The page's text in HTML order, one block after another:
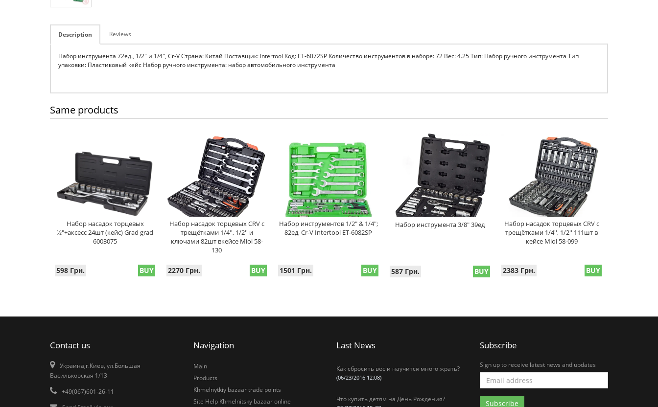
Description Reviews
Набор инструмента 72ед., 1/2" и 1/4", Cr-V Страна: Китай Поставщик: Intertool Код: ET-6072SP Количество инструментов в наборе: 72 Вес: 4.25 Тип: Набор ручного инструмента Тип
упаковки: Пластиковый кейс Набор ручного инструмента: набор автомобильного инструмента
Same products
Набор насадок торцевых
½"+аксесс 24шт (кейс) Grad grad
6003075
598 Грн. BUY
Набор насадок торцевых CRV с
трещётками 1/4'', 1/2'' и
ключами 82шт вкейсе Miol 58-
130
2270 Грн. BUY
Набор инструментов 1/2" & 1/4";
82ед, Cr-V Intertool ET-6082SP
1501 Грн. BUY
Набор инструмента 3/8" 39ед
587 Грн. BUY
Набор насадок торцевых CRV с
трещётками 1/4'', 1/2'' 111шт в
кейсе Miol 58-099
2383 Грн. BUY
Contact us
Украина,г.Киев, ул.Большая
Васильковская 1/13
+49(067)601-26-11
Navigation
Main
Products
Khmelnytkiy bazaar trade points
Site Help Khmelnitsky bazaar online
Last News
Как сбросить вес и научится много жрать?
(06/23/2016 12:08)
Что купить детям на День Рождения?
Subscribe
Sign up to receive latest news and updates